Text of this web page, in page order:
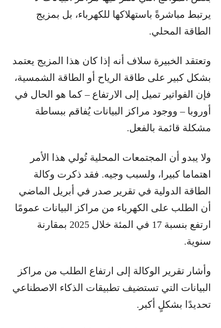
يرتبط مباشرةً باستهلاكها للكهرباء، بل بمزيج
الطاقة المحلي.
وتعتقد الخبيرة سلاف أنه إذا كان هذا المزيج يعتمد
بشكل كبير على طاقة الرياح أو الطاقة الشمسية،
فإن الفواتير تميل إلى الارتفاع – كما هو الحال في
أوروبا – ووجود مراكز البيانات يُفاقم ببساطة
مشكلة قائمة بالفعل.
ولا يبدو أن المجتمعات المحلية تُولي هذا الأمر
اهتماما كبيرا، ولسبب وجيه. فقد ذكرت وكالة
الطاقة الدولية في تقرير صدر في أبريل الماضي
أن الطلب على الكهرباء من مراكز البيانات عمومًا
ارتفع بنسبة 17 في المئة خلال 2025 بمقارنة
سنوية.
وأشار تقرير الوكالة إلى ارتفاع الطلب من مراكز
البيانات التي تستضيف تطبيقات الذكاء الاصطناعي
تحديدًا بشكلٍ أكبر.